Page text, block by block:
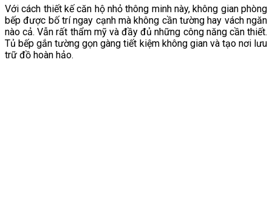
Với cách thiết kế căn hộ nhỏ thông minh này, không gian phòng
bếp được bố trí ngay cạnh mà không cần tường hay vách ngăn
nào cả. Vẫn rất thẩm mỹ và đầy đủ những công năng cần thiết.
Tủ bếp gắn tường gọn gàng tiết kiệm không gian và tạo nơi lưu
trữ đồ hoàn hảo.